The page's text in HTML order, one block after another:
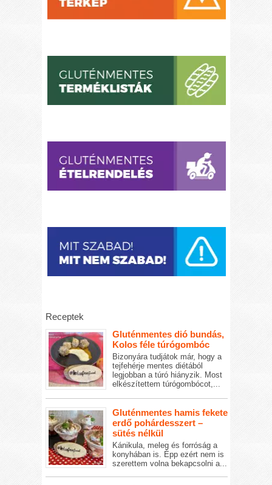
Receptek
Gluténmentes dió bundás,
Kolos féle túrógombóc
Bizonyára tudjátok már, hogy a
tejfehérje mentes diétából
legjobban a túró hiányzik. Most
elkészítettem túrógombócot,...
Gluténmentes hamis fekete
erdő pohárdesszert –
sütés nélkül
Kánikula, meleg és forróság a
konyhában is. Épp ezért nem is
szerettem volna bekapcsolni a...